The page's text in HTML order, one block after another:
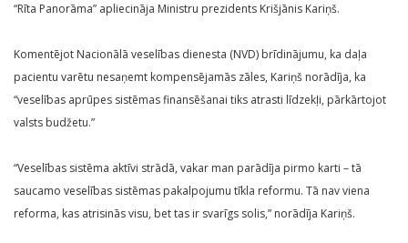
“Rīta Panorāma” apliecināja Ministru prezidents Krišjānis Kariņš.
Komentējot Nacionālā veselības dienesta (NVD) brīdinājumu, ka daļa
pacientu varētu nesaņemt kompensējamās zāles, Kariņš norādīja, ka
“veselības aprūpes sistēmas finansēšanai tiks atrasti līdzekļi, pārkārtojot
valsts budžetu.”
“Veselības sistēma aktīvi strādā, vakar man parādīja pirmo karti – tā
saucamo veselības sistēmas pakalpojumu tīkla reformu. Tā nav viena
reforma, kas atrisinās visu, bet tas ir svarīgs solis,” norādīja Kariņš.